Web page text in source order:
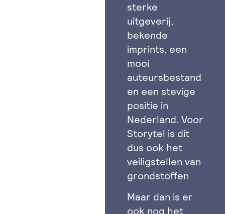
sterke
uitgeverij,
bekende
imprints, een
mooi
auteursbestand
en een stevige
positie in
Nederland. Voor
Storytel is dit
dus ook het
veiligstellen van
grondstoffen
Maar dan is er
ook nog het